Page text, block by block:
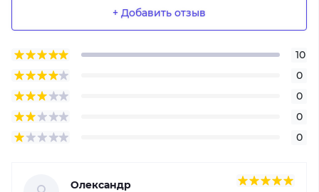
+ Добавить отзыв
10
0
0
0
0
Олександр